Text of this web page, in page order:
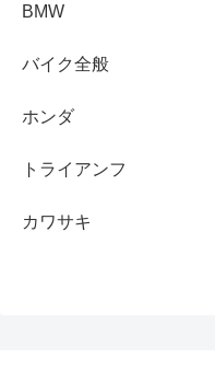
BMW
バイク全般
ホンダ
トライアンフ
カワサキ